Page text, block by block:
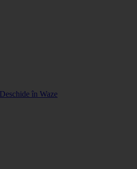
Deschide în Waze